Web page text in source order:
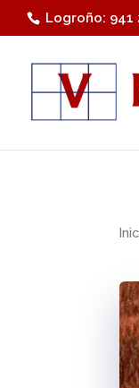
Logroño: 941